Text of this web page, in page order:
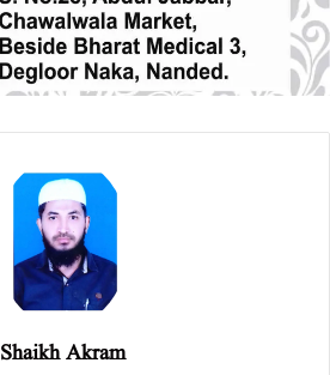
Shaikh Akram